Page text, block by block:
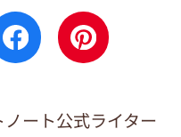
ート公式ライター